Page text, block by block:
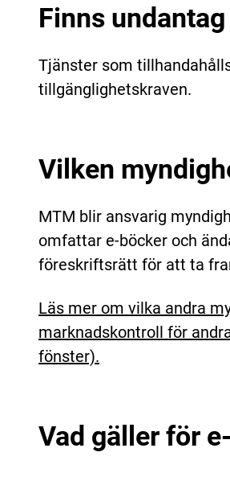
Finns
Tjänster som
tillgänglighetskraven.
Vilken
MTM blir ansvarig
omfattar e-böcker och
föreskriftsrätt för att ta
Läs mer om vilka andra
marknadskontroll för
fönster).
Vad gäller för